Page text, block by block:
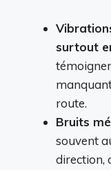
surtout
route.
Bruits
souvent
direction,